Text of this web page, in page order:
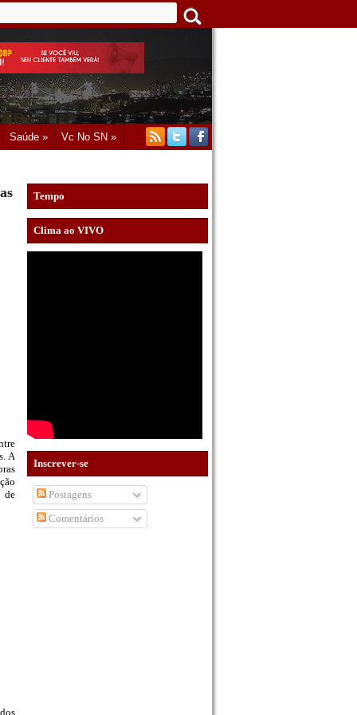
Saúde » Vc No SN »
A
de
Tempo
Clima ao VIVO
Inscrever-se
Postagens
Comentários